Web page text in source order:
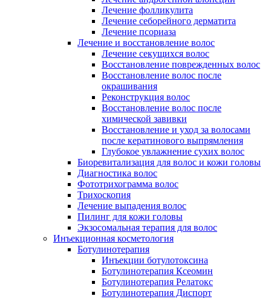
Лечение фолликулита
Лечение себорейного дерматита
Лечение псориаза
Лечение и восстановление волос
Лечение секущихся волос
Восстановление поврежденных волос
Восстановление волос после
окрашивания
Реконструкция волос
Восстановление волос после
химической завивки
Восстановление и уход за волосами
после кератинового выпрямления
Глубокое увлажнение сухих волос
Биоревитализация для волос и кожи головы
Диагностика волос
Фототрихограмма волос
Трихоскопия
Лечение выпадения волос
Пилинг для кожи головы
Экзосомальная терапия для волос
Инъекционная косметология
Ботулинотерапия
Инъекции ботулотоксина
Ботулинотерапия Ксеомин
Ботулинотерапия Релатокс
Ботулинотерапия Диспорт